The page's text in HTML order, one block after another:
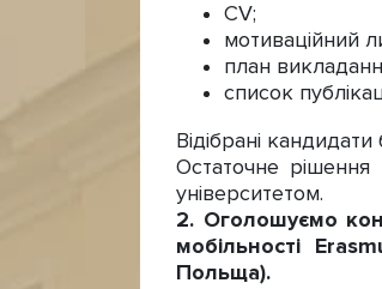
CV;
мотиваційний
план
список
Відібрані
Остаточне
університетом.
2. Оголошуємо
мобільності
Польща).